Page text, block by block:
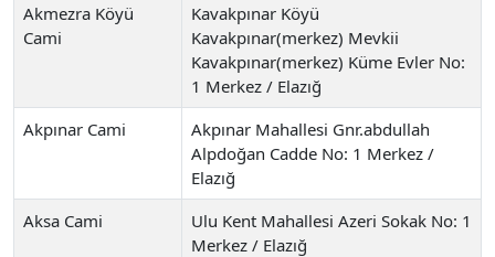
Akmezra Köyü
Cami
Kavakpınar Köyü
Kavakpınar(merkez) Mevkii
Kavakpınar(merkez) Küme Evler No:
1 Merkez / Elazığ
Akpınar Cami
Akpınar Mahallesi Gnr.abdullah
Alpdoğan Cadde No: 1 Merkez /
Elazığ
Aksa Cami
Ulu Kent Mahallesi Azeri Sokak No: 1
Merkez / Elazığ